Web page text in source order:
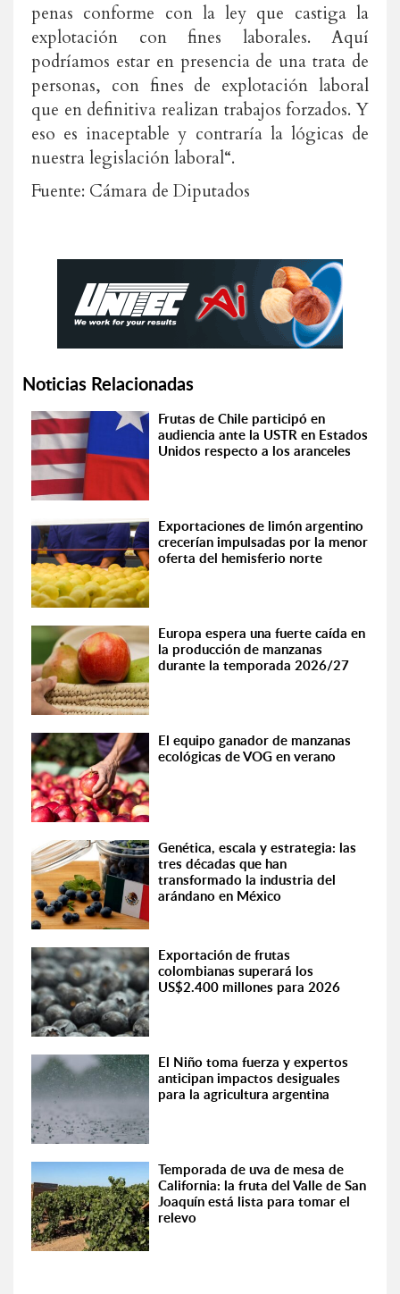
penas conforme con la ley que castiga la
explotación con fines laborales. Aquí
podríamos estar en presencia de una trata de
personas, con fines de explotación laboral
que en definitiva realizan trabajos forzados. Y
eso es inaceptable y contraría la lógicas de
nuestra legislación laboral“.
Fuente: Cámara de Diputados
Noticias Relacionadas
Frutas de Chile participó en
audiencia ante la USTR en Estados
Unidos respecto a los aranceles
Exportaciones de limón argentino
crecerían impulsadas por la menor
oferta del hemisferio norte
Europa espera una fuerte caída en
la producción de manzanas
durante la temporada 2026/27
El equipo ganador de manzanas
ecológicas de VOG en verano
Genética, escala y estrategia: las
tres décadas que han
transformado la industria del
arándano en México
Exportación de frutas
colombianas superará los
US$2.400 millones para 2026
El Niño toma fuerza y expertos
anticipan impactos desiguales
para la agricultura argentina
Temporada de uva de mesa de
California: la fruta del Valle de San
Joaquín está lista para tomar el
relevo